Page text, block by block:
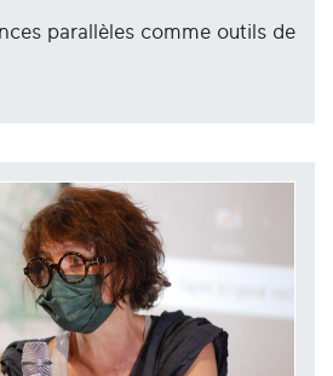
parallèles comme outils de